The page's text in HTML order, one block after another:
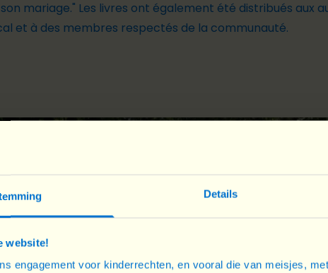
Details
website!
engagement voor kinderrechten, en vooral die van meisjes,
mariage." Les livres ont également été distribués aux
et à des membres respectés de la communauté.